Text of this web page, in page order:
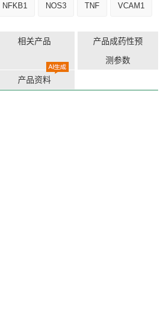
NFKB1 NOS3 TNF VCAM1
相关产品
产品成药性预
测参数
产品资料